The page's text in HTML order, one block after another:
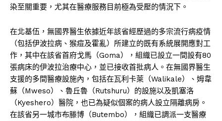
染至關重要，尤其在醫療服務目前極為受壓的情況下。
在北基伍，無國界醫生依據近年該省經歷過的多宗流行病疫情
（包括伊波拉病、猴痘及霍亂）所建立的既有系統展開應對工
作，其中在該省首府戈馬（Goma），組織已設立一間設有80
張病床的伊波拉治療中心，並已接收首批病人。在無國界醫生
支援的多間醫療設施內，包括在瓦利卡萊（Walikale）、姆韋
蘇（Mweso）、魯丘魯（Rutshuru）的設施以及凱塞洛
（Kyeshero）醫院，也已為疑似個案的病人設立隔離病房。
在該省另一城市布滕博（Butembo），組織已調派一支醫療